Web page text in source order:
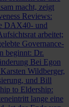
macht, zeigt
Reviews:
DAX40- und
arbeitet;
Governance-
beginnt: Dr.
Bei Egon
Wildberger,
und Bill
to Eldership:
lange eine